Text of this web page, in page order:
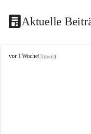
Aktuelle
V
vor 1 WocheUmwelt